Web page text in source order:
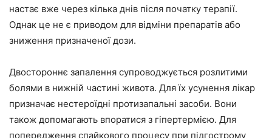
настає вже через кілька днів після початку терапії.
Однак це не є приводом для відміни препаратів або
зниження призначеної дози.
Двостороннє запалення супроводжується розлитими
болями в нижній частині живота. Для їх усунення лікар
призначає нестероїдні протизапальні засоби. Вони
також допомагають впоратися з гіпертермією. Для
попередження спайкового процесу при підгострому